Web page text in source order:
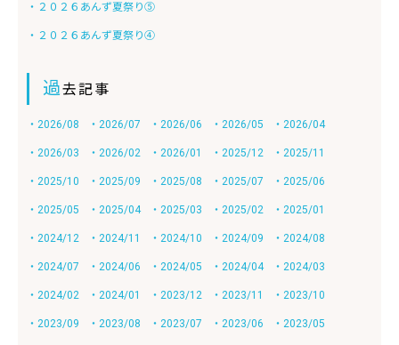
・２０２６あんず夏祭り⑤
・２０２６あんず夏祭り④
過去記事
・2026/08 ・2026/07 ・2026/06 ・2026/05 ・2026/04
・2026/03 ・2026/02 ・2026/01 ・2025/12 ・2025/11
・2025/10 ・2025/09 ・2025/08 ・2025/07 ・2025/06
・2025/05 ・2025/04 ・2025/03 ・2025/02 ・2025/01
・2024/12 ・2024/11 ・2024/10 ・2024/09 ・2024/08
・2024/07 ・2024/06 ・2024/05 ・2024/04 ・2024/03
・2024/02 ・2024/01 ・2023/12 ・2023/11 ・2023/10
・2023/09 ・2023/08 ・2023/07 ・2023/06 ・2023/05